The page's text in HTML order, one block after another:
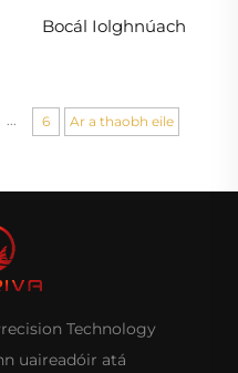
Bocál Iolghnúach
... 6 Ar a thaobh eile
Technology
uaireadóir atá